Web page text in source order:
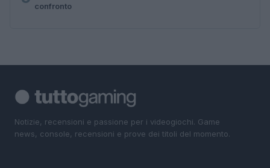
confronto
Notizie, recensioni e passione per i videogiochi. Game
news, console, recensioni e prove dei titoli del momento.